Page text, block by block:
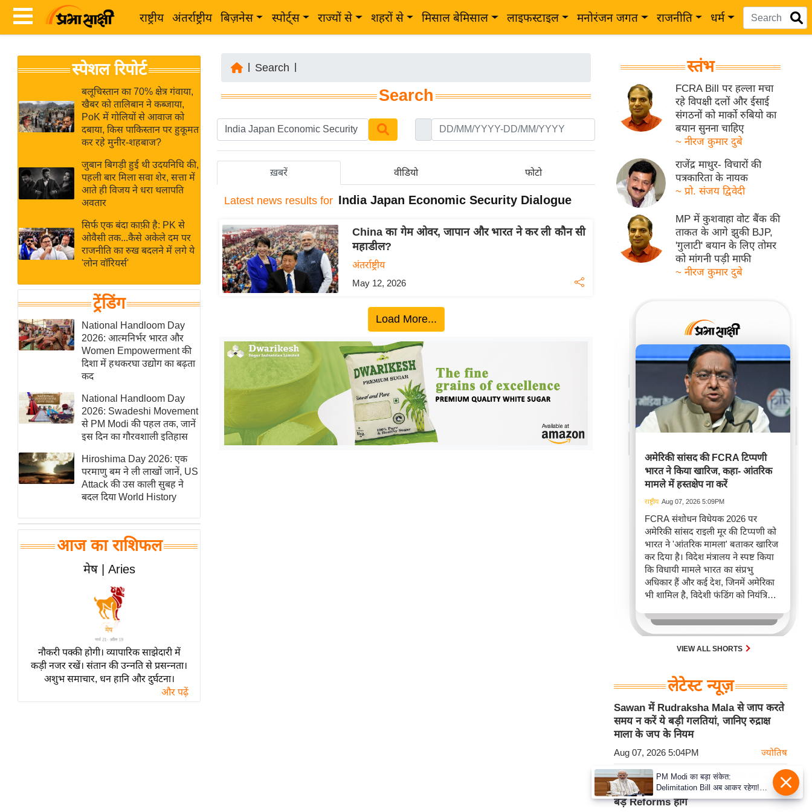
राष्ट्रीय अंतर्राष्ट्रीय बिज़नेस स्पोर्ट्स राज्यों से शहरों से मिसाल बेमिसाल लाइफस्टाइल मनोरंजन जगत राजनीति धर्म
News
Hindi
Hindi
Live
News in
Hindi
News
Hindi
Videos
ब
र
अंतर्राष्ट्रीय
बिज़नेस
उद्योग
विशेषज्ञ
राय
खेल
क्रिकेट
IPL
2026
मिसाल बेमिसाल
शख्सियत
यंग इंडिया
साहित्य जगत
ऑटो वर्ल्ड
न्यूज ब्रीफ
बॉलीवुड
हॉलीवुड
फिल्म समीक्षा
लाइफस्टाइल
टेक्नॉलॉजी
ब्यूटी/फैशन
घरेलू नुस्खे
स्पेशल रिपोर्ट
बलूचिस्तान का 70% क्षेत्र गंवाया,
खैबर को तालिबान ने कब्जाया,
PoK में गोलियों से आवाज को
दबाया, किस पाकिस्तान पर हुकूमत
कर रहे मुनीर-शहबाज?
जुबान बिगड़ी हुई थी उदयनिधि की,
पहली बार मिला सवा शेर, सत्ता में
आते ही विजय ने धरा थलापति
अवतार
सिर्फ एक बंदा काफ़ी है: PK से
ओवैसी तक...कैसे अकेले दम पर
राजनीति का रुख बदलने में लगे ये
'लोन वॉरियर्स'
ट्रेंडिंग
National Handloom Day
2026: आत्मनिर्भर भारत और
Women Empowerment की
दिशा में हथकरघा उद्योग का बढ़ता
कद
National Handloom Day
2026: Swadeshi Movement
से PM Modi की पहल तक, जानें
इस दिन का गौरवशाली इतिहास
Hiroshima Day 2026: एक
परमाणु बम ने ली लाखों जानें, US
Attack की उस काली सुबह ने
बदल दिया World History
आज का राशिफल
मेष | Aries
नौकरी पक्की होगी। व्यापारिक साझेदारी में
कड़ी नजर रखें। संतान की उन्नति से प्रसन्नता।
अशुभ समाचार, धन हानि और दुर्घटना।
और पढ़ें
Search
Search
ख़बरें वीडियो फोटो
Latest news results for India Japan Economic Security Dialogue
China का गेम ओवर, जापान और भारत ने कर ली कौन सी
महाडील?
अंतर्राष्ट्रीय
May 12, 2026
Load More...
स्तंभ
FCRA Bill पर हल्ला मचा
रहे विपक्षी दलों और ईसाई
संगठनों को मार्को रुबियो का
बयान सुनना चाहिए
~ नीरज कुमार दुबे
राजेंद्र माथुर- विचारों की
पत्रकारिता के नायक
~ प्रो. संजय द्विवेदी
MP में कुशवाहा वोट बैंक की
ताकत के आगे झुकी BJP,
'गुलाटी' बयान के लिए तोमर
को मांगनी पड़ी माफी
~ नीरज कुमार दुबे
अमेरिकी सांसद की FCRA टिप्पणी
भारत ने किया खारिज, कहा- आंतरिक
मामले में हस्तक्षेप ना करें
राष्ट्रीय Aug 07, 2026 5:09PM
FCRA संशोधन विधेयक 2026 पर
अमेरिकी सांसद राइली मूर की टिप्पणी को
भारत ने 'आंतरिक मामला' बताकर खारिज
कर दिया है। विदेश मंत्रालय ने स्पष्ट किया
कि विधायी मामले भारत का संप्रभु
अधिकार हैं और कई देश, जिनमें अमेरिका
भी शामिल है, विदेशी फंडिंग को नियंत्रित
FCRA बिल को लेकर अंतरराष्ट्रीय बहस
और भारत-अमेरिका संबंधों के निहितार्थों
को दर्शाती है।VIEW ALL SHORTS
लेटेस्ट न्यूज़
Sawan में Rudraksha Mala से जाप करते
समय न करें ये बड़ी गलतियां, जानिए रुद्राक्ष
माला के जप के नियम
Aug 07, 2026 5:04PM ज्योतिष
Jharkhand JPSC-JSSC विवाद पर CM
Soren बोले- सिस्टम की खामियां दूर करेंगे,
बड़े Reforms होंगे
PM Modi का बड़ा संकेत:
Delimitation Bill अब आकर रहेगा!
NDA के पास पूरा संख्या बल